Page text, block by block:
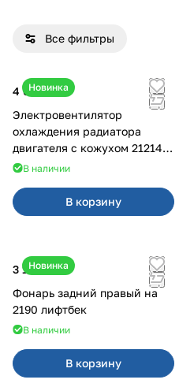
Все фильтры
Новинка
4 600 ₽
Электровентилятор
охлаждения радиатора
двигателя с кожухом 21214
2121-21213 ВАЛЕЕ 95
В наличии
В корзину
Новинка
3 100 ₽
Фонарь задний правый на
2190 лифтбек
В наличии
В корзину